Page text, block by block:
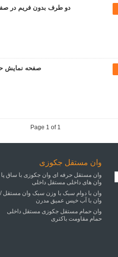
دو طرف بدون فریم در
Page 1 of 1
وان مستقل جکوزی
وان مستقل حرفه ای وان جکوزی با ساق پا
وان های داخلی مستقل داخلی
وان با دوام سبک با وزن سبک وان مستقل /
وان با آب خیس عمیق مدرن
وان حمام مستقل جکوزی مستقل داخلی
حمام مقاومت باکتری